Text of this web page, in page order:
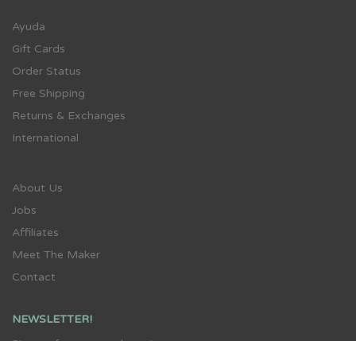
Ayuda
Gift Cards
Order Status
Free Shipping
Returns & Exchanges
International
About Us
Jobs
Affiliates
Meet The Maker
Contact
NEWSLETTER!